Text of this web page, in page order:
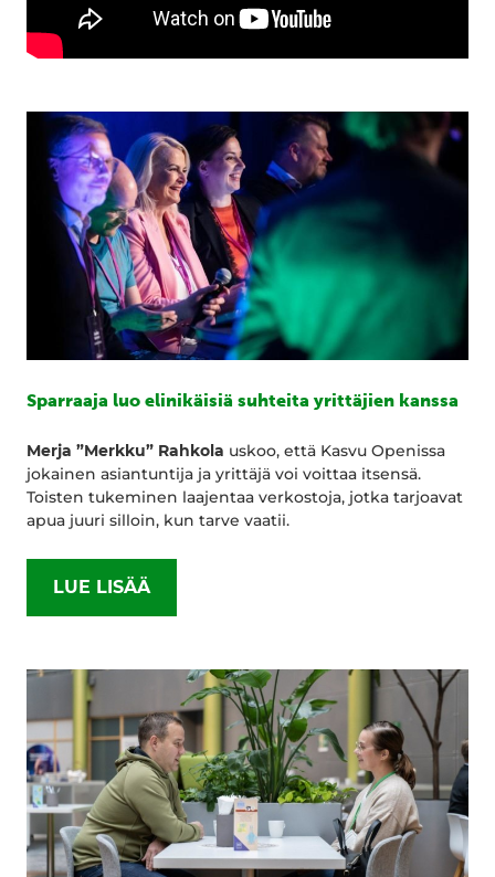
Sparraaja luo elinikäisiä suhteita yrittäjien kanssa
Merja ”Merkku” Rahkola uskoo, että Kasvu Openissa
jokainen asiantuntija ja yrittäjä voi voittaa itsensä.
Toisten tukeminen laajentaa verkostoja, jotka tarjoavat
apua juuri silloin, kun tarve vaatii.
LUE LISÄÄ